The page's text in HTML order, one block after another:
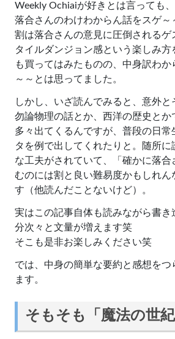
Weekly Ochiaiが好きとは言っても
落合さんのわけわからん話をスゲ～
割は落合さんの意見に圧倒されるゲ
タイルダンジョン感という楽しみ方
も買ってはみたものの、中身訳わ
～～とは思ってました。
しかし、いざ読んでみると、意外と
勿論物理の話とか、西洋の歴史とか
多々出てくるんですが、普段の日常
タを例で出してくれたりと。随所に
な工夫がされていて、「確かに落合
むのには割と良い難易度かもしれん
す（他読んだことないけど）。
実はこの記事自体も読みながら書き
分次々と文量が増えます笑
そこも是非お楽しみください笑
では、中身の簡単な要約と感想をつ
ます。
そもそも「魔法の世